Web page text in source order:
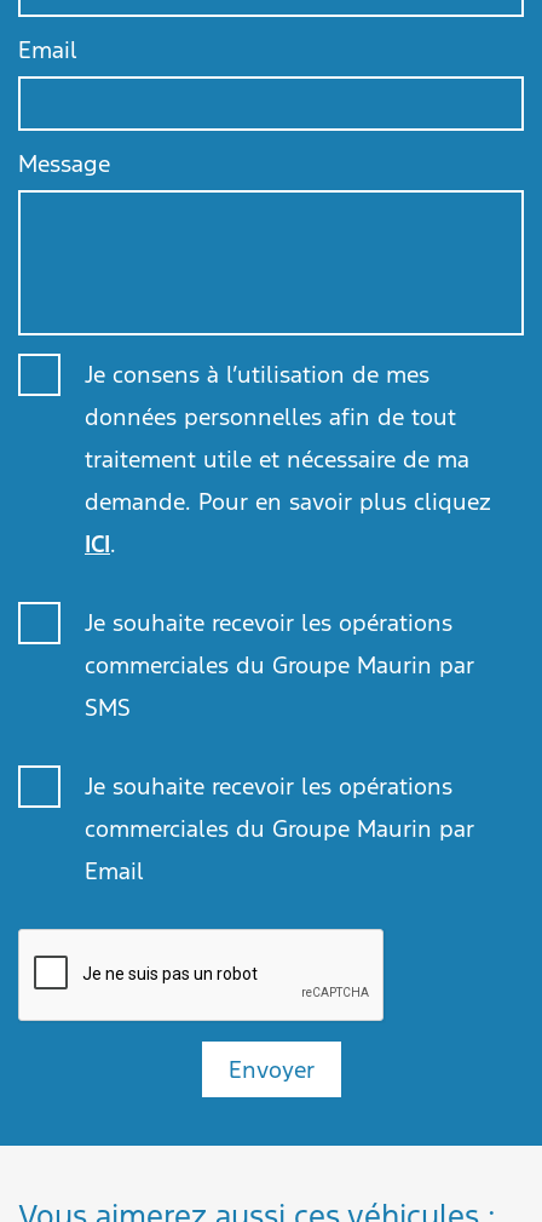
Email
Message
Je consens à l’utilisation de mes
données personnelles afin de tout
traitement utile et nécessaire de ma
demande. Pour en savoir plus cliquez
ICI.
Je souhaite recevoir les opérations
commerciales du Groupe Maurin par
SMS
Je souhaite recevoir les opérations
commerciales du Groupe Maurin par
Email
Envoyer